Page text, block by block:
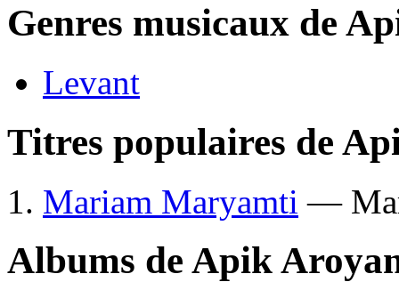
Genres musicaux de
Levant
Titres populaires de
Mariam Maryamti —
Albums de Apik